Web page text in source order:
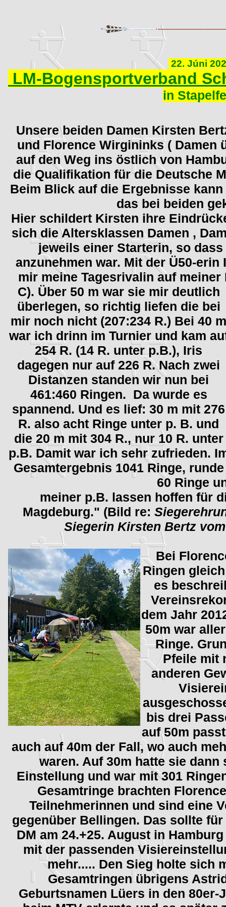
22. Júni
LM-Bogensportverband
in
Unsere beiden Damen Kirsten
und Florence Wirgininks ( Damen
auf den Weg ins östlich von
die Qualifikation für die Deutsche
Beim Blick auf die Ergebnisse
das bei beiden
Hier schildert Kirsten ihre
sich die Altersklassen Damen ,
jeweils einer Starterin, so
anzunehmen war. Mit der Ü50-
mir meine Tagesrivalin auf meiner
C). Über 50 m war sie mir deutlich
überlegen, so richtig liefen die bei
mir noch nicht (207:234 R.) Bei 40 m
war ich drinn im Turnier und kam
254 R. (14 R. unter p.B.), Iris
dagegen nur auf 226 R. Nach zwei
Distanzen standen wir nun bei
461:460 Ringen. Da wurde es
spannend. Und es lief: 30 m mit 276
R. also acht Ringe unter p. B. und
die 20 m mit 304 R., nur 10 R. unter
p.B. Damit war ich sehr zufrieden.
Gesamtergebnis 1041 Ringe, runde
60 Ringe
meiner p.B. lassen hoffen für
Magdeburg." (Bild re:
Siegerin Kirsten Bertz
Bei
Ringen
es
dem Jahr
50m war
Ringe.
Pfeile mit
anderen
bis drei
auf 50m
auch auf 40m der Fall, wo auch
waren. Auf 30m hatte sie
Einstellung und war mit 301
Gesamtringe brachten
Teilnehmerinnen und sind eine
gegenüber Bellingen. Das sollte
DM am 24.+25. August in
mit der passenden
mehr..... Den Sieg holte sich
Gesamtringen übrigens
Geburtsnamen Lüers in den